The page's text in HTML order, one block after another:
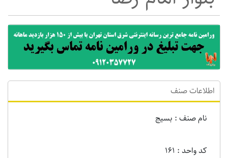
اطلاعات صنف
نام صنف : بسیج
کد واحد : 161